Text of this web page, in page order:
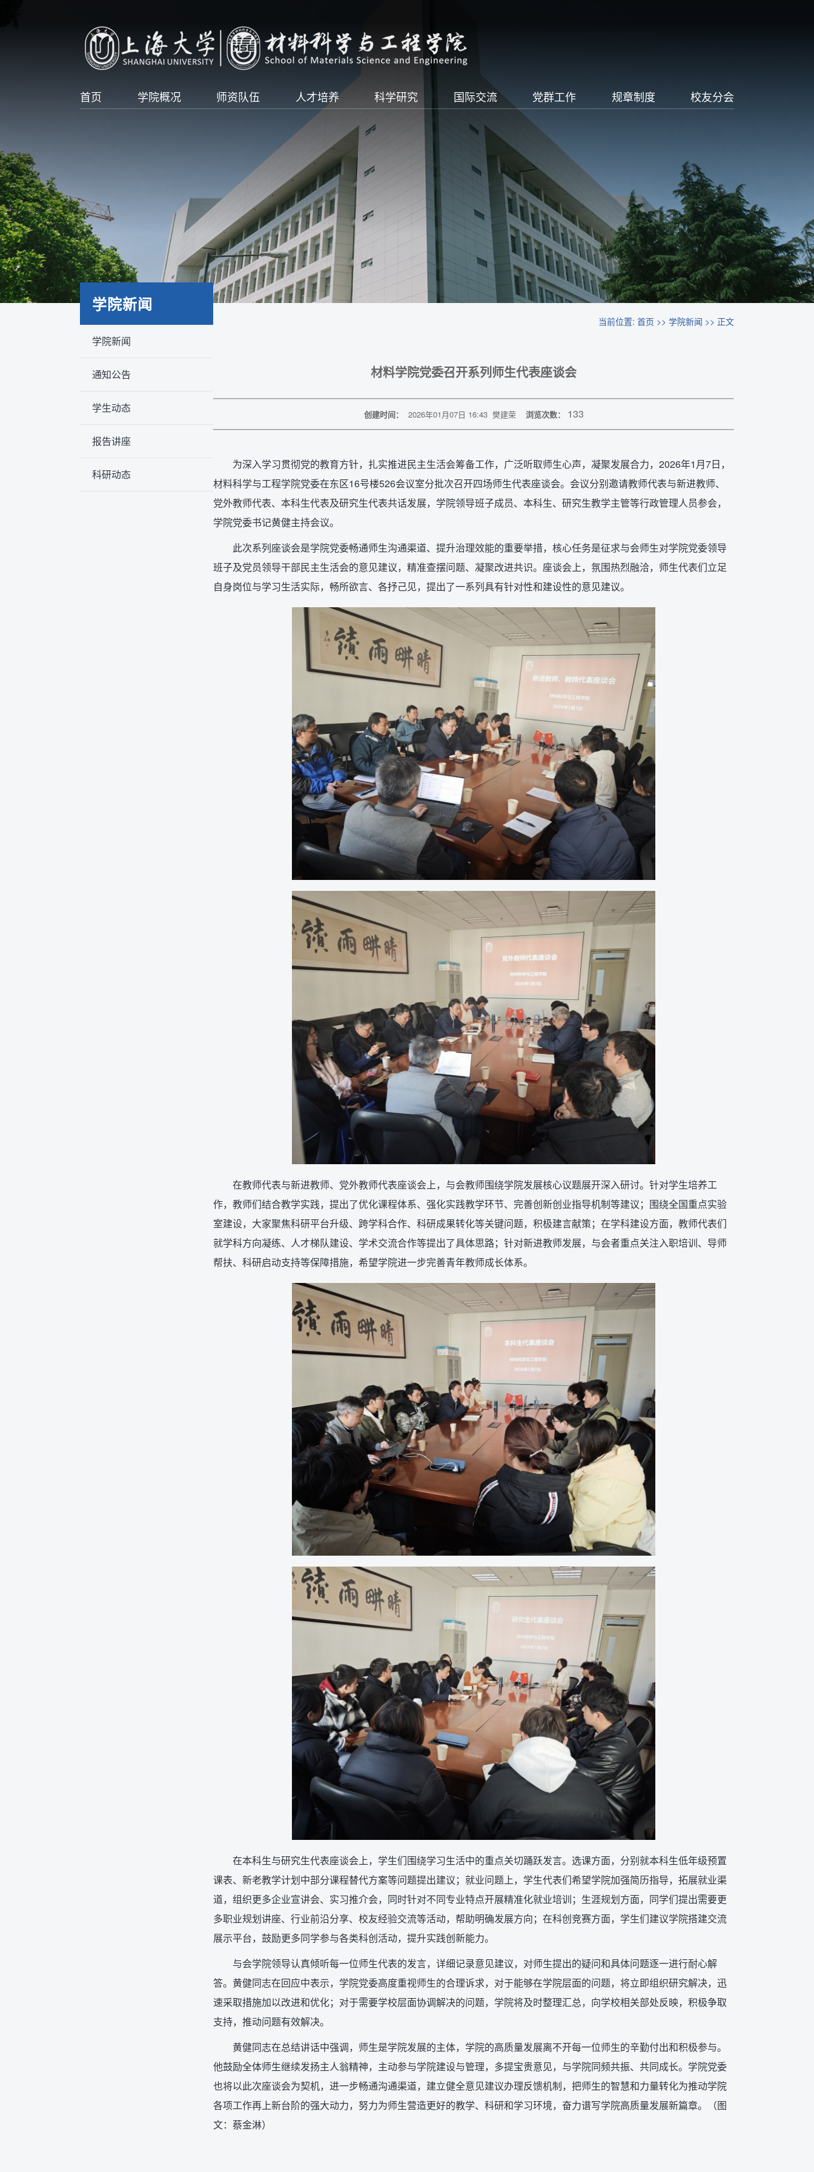
首页 学院概况 师资队伍 人才培养 科学研究 国际交流 党群工作 规章制度 校友分会
学院新闻
学院新闻
通知公告
学生动态
报告讲座
科研动态
当前位置: 首页 >> 学院新闻 >> 正文
材料学院党委召开系列师生代表座谈会
创建时间： 2026年01月07日 16:43 樊建荣 浏览次数： 133
为深入学习贯彻党的教育方针，扎实推进民主生活会筹备工作，广泛听取师生心声，凝聚发展合力，2026年1月7日，
材料科学与工程学院党委在东区16号楼526会议室分批次召开四场师生代表座谈会。会议分别邀请教师代表与新进教师、
党外教师代表、本科生代表及研究生代表共话发展，学院领导班子成员、本科生、研究生教学主管等行政管理人员参会，
学院党委书记黄健主持会议。
此次系列座谈会是学院党委畅通师生沟通渠道、提升治理效能的重要举措，核心任务是征求与会师生对学院党委领导
班子及党员领导干部民主生活会的意见建议，精准查摆问题、凝聚改进共识。座谈会上，氛围热烈融洽，师生代表们立足
自身岗位与学习生活实际，畅所欲言、各抒己见，提出了一系列具有针对性和建设性的意见建议。
在教师代表与新进教师、党外教师代表座谈会上，与会教师围绕学院发展核心议题展开深入研讨。针对学生培养工
作，教师们结合教学实践，提出了优化课程体系、强化实践教学环节、完善创新创业指导机制等建议；围绕全国重点实验
室建设，大家聚焦科研平台升级、跨学科合作、科研成果转化等关键问题，积极建言献策；在学科建设方面，教师代表们
就学科方向凝练、人才梯队建设、学术交流合作等提出了具体思路；针对新进教师发展，与会者重点关注入职培训、导师
帮扶、科研启动支持等保障措施，希望学院进一步完善青年教师成长体系。
在本科生与研究生代表座谈会上，学生们围绕学习生活中的重点关切踊跃发言。选课方面，分别就本科生低年级预置
课表、新老教学计划中部分课程替代方案等问题提出建议；就业问题上，学生代表们希望学院加强简历指导，拓展就业渠
道，组织更多企业宣讲会、实习推介会，同时针对不同专业特点开展精准化就业培训；生涯规划方面，同学们提出需要更
多职业规划讲座、行业前沿分享、校友经验交流等活动，帮助明确发展方向；在科创竞赛方面，学生们建议学院搭建交流
展示平台，鼓励更多同学参与各类科创活动，提升实践创新能力。
与会学院领导认真倾听每一位师生代表的发言，详细记录意见建议，对师生提出的疑问和具体问题逐一进行耐心解
答。黄健同志在回应中表示，学院党委高度重视师生的合理诉求，对于能够在学院层面的问题，将立即组织研究解决，迅
速采取措施加以改进和优化；对于需要学校层面协调解决的问题，学院将及时整理汇总，向学校相关部处反映，积极争取
支持，推动问题有效解决。
黄健同志在总结讲话中强调，师生是学院发展的主体，学院的高质量发展离不开每一位师生的辛勤付出和积极参与。
他鼓励全体师生继续发扬主人翁精神，主动参与学院建设与管理，多提宝贵意见，与学院同频共振、共同成长。学院党委
也将以此次座谈会为契机，进一步畅通沟通渠道，建立健全意见建议办理反馈机制，把师生的智慧和力量转化为推动学院
各项工作再上新台阶的强大动力，努力为师生营造更好的教学、科研和学习环境，奋力谱写学院高质量发展新篇章。（图
文：蔡金淋）